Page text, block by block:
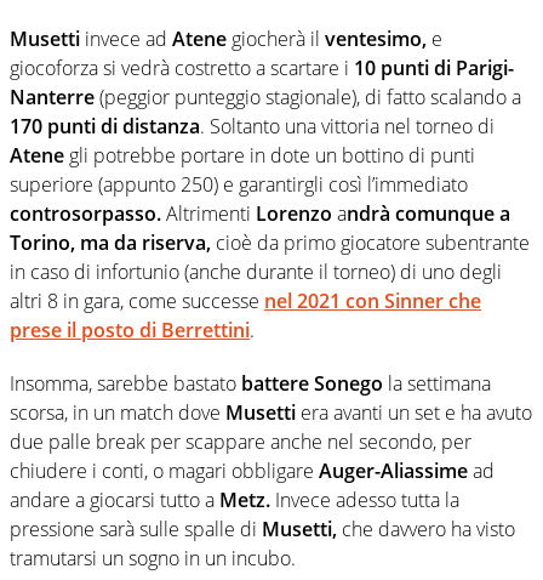
Musetti invece ad Atene giocherà il ventesimo, e
giocoforza si vedrà costretto a scartare i 10 punti di Parigi-
Nanterre(peggior punteggio stagionale), di fatto scalando a
170 punti di distanza. Soltanto una vittoria nel torneo di
Atene gli potrebbe portare in dote un bottino di punti
superiore (appunto 250) e garantirgli così l’immediato
controsorpasso.Altrimenti Lorenzo andrà comunque a
Torino, ma da riserva, cioè da primo giocatore subentrante
in caso di infortunio (anche durante il torneo) di uno degli
altri 8 in gara, come successe nel 2021 con Sinner che
prese il posto di Berrettini.
Insomma, sarebbe bastato battere Sonego la settimana
scorsa, in un match dove Musetti era avanti un set e ha avuto
due palle break per scappare anche nel secondo, per
chiudere i conti, o magari obbligare Auger-Aliassimead
andare a giocarsi tutto a Metz. Invece adesso tutta la
pressione sarà sulle spalle di Musetti, che davvero ha visto
tramutarsi un sogno in un incubo.